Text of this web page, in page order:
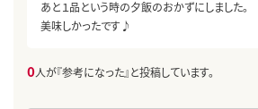
あと１品という時の夕飯のおかずにしました。
美味しかったです♪
0人が『参考になった』と投稿しています。